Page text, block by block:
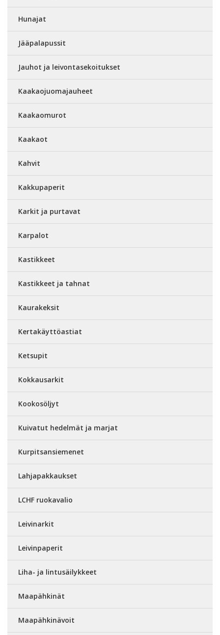
Hunajat
Jääpalapussit
Jauhot ja leivontasekoitukset
Kaakaojuomajauheet
Kaakaomurot
Kaakaot
Kahvit
Kakkupaperit
Karkit ja purtavat
Karpalot
Kastikkeet
Kastikkeet ja tahnat
Kaurakeksit
Kertakäyttöastiat
Ketsupit
Kokkausarkit
Kookosöljyt
Kuivatut hedelmät ja marjat
Kurpitsansiemenet
Lahjapakkaukset
LCHF ruokavalio
Leivinarkit
Leivinpaperit
Liha- ja lintusäilykkeet
Maapähkinät
Maapähkinävoit